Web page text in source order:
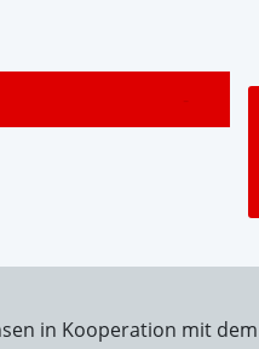
-
in Kooperation mit